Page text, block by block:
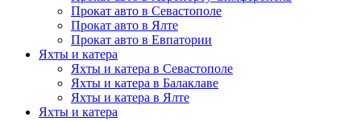
Прокат авто в Севастополе
Прокат авто в Ялте
Прокат авто в Евпатории
Яхты и катера
Яхты и катера в Севастополе
Яхты и катера в Балаклаве
Яхты и катера в Ялте
Яхты и катера